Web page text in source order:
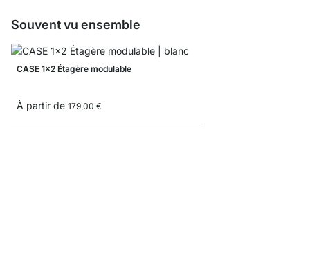
Souvent vu ensemble
CASE 1x2 Étagère modulable
À partir de 179,00 €